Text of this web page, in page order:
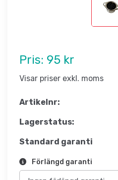
Pris: 95 kr
Visar priser exkl. moms
Artikelnr:
Lagerstatus:
Standard garanti
Förlängd garanti